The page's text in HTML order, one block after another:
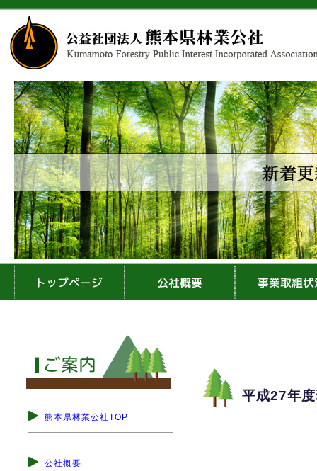
熊本県林業公社TOP
公社概要
平成27年